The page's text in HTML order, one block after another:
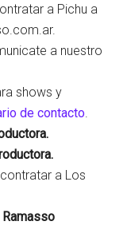
a Pichu a
a nuestro
shows y
de contacto
a Los